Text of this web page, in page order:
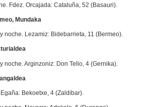
Fdez. Orcajada: Cataluña, 52 (Basauri).
Mundaka
noche. Lezamiz: Bidebarrieta, 11 (Bermeo).
noche. Arginzoniz: Don Tello, 4 (Gernika).
Bekoetxe, 4 (Zaldibar).